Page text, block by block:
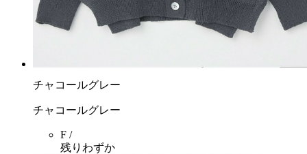
チャコールグレー
チャコールグレー
F /
残りわずか